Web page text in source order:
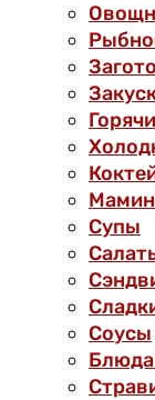
Супы
Соусы
Блюда